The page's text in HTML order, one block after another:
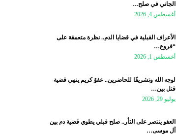
الجاني في صلح…
أغسطس 4, 2026
الأعراف القبلية في قضايا الدم.. نظرة متعمقة على
“فروع…
أغسطس 1, 2026
لوجه الله وتشريفًا للحاضرين.. عفوٌ كريم ينهي قضية
قتل بين…
يوليو 29, 2026
العفو ينتصر على الثأر.. صلح قبلي يطوي قضية دم بين
آل موسى…